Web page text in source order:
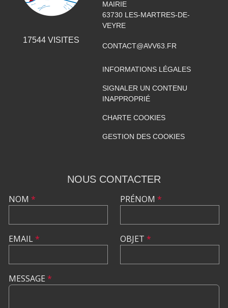
17544VISITES
MAIRIE
63730 LES-MARTRES-DE-
VEYRE
CONTACT@AVV63.FR
INFORMATIONS LÉGALES
SIGNALER UN CONTENU
INAPPROPRIÉ
CHARTE COOKIES
GESTION DES COOKIES
NOUS CONTACTER
NOM *
EMAIL*
PRÉNOM *
OBJET *
MESSAGE *